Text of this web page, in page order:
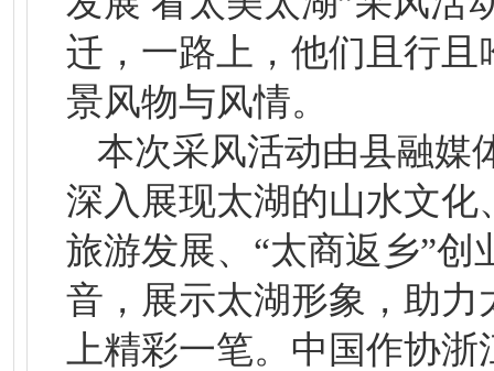
迁，一路上，他们且行
景风物与风情。
本次采风活动由县融媒
深入展现太湖的山水文
旅游发展、“太商返乡”
音，展示太湖形象，助力
上精彩一笔。中国作协